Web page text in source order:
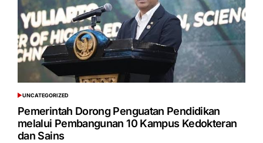
POSTED
IN
UNCATEGORIZED
Pemerintah Dorong Penguatan Pendidikan
melalui Pembangunan 10 Kampus Kedokteran
dan Sains